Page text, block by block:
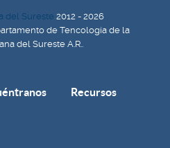
del Sureste 2012 - 2026
de Tencología de la
del Sureste A.R..
Recursos